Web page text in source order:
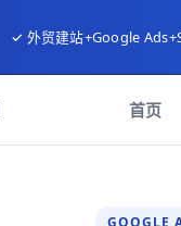
✓ 外贸建站+Google
首页
GOOGLE